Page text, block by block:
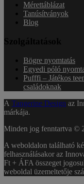
Mérettáblázat
Tanúsítványok
Blog
Szolgáltatások
Bögre nyomtatás
Egyedi póló
Pufffi – Játékos
családoknak
A Tangerine Design az
márkája.
Minden jog fenntartva ©
A weboldalon található
felhasználásakor az
Ft + ÁFA összeget
weboldal üzemeltetője